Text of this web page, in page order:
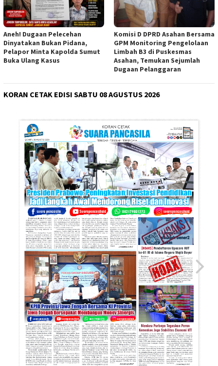
Aneh! Dugaan Pelecehan
Dinyatakan Bukan Pidana,
Pelapor Minta Kapolda Sumut
Buka Ulang Kasus
Komisi D DPRD Asahan Bersama
GPM Monitoring Pengelolaan
Limbah B3 di Puskesmas
Asahan, Temukan Sejumlah
Dugaan Pelanggaran
KORAN CETAK EDISI SABTU 08 AGUSTUS 2026